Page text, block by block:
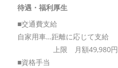
待遇・福利厚生
■交通費支給
自家用車…距離に応じて支給
上限 月額49,980円
■資格手当